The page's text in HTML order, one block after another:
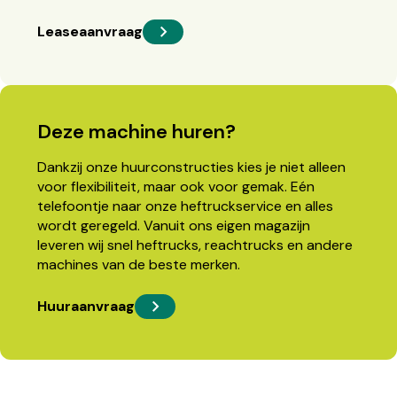
Leaseaanvraag
Deze machine huren?
Dankzij onze huurconstructies kies je niet alleen
voor flexibiliteit, maar ook voor gemak. Eén
telefoontje naar onze heftruckservice en alles
wordt geregeld. Vanuit ons eigen magazijn
leveren wij snel heftrucks, reachtrucks en andere
machines van de beste merken.
Huuraanvraag